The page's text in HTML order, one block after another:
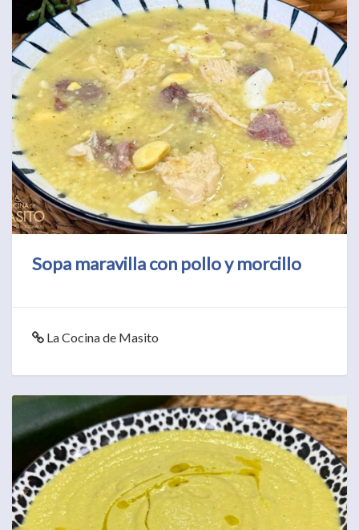
Sopa maravilla con pollo y morcillo
La Cocina de Masito